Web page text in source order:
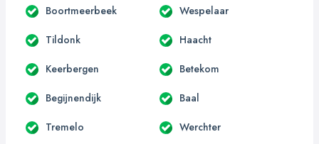
Boortmeerbeek Wespelaar
Tildonk Haacht
Keerbergen Betekom
Begijnendijk Baal
Tremelo Werchter